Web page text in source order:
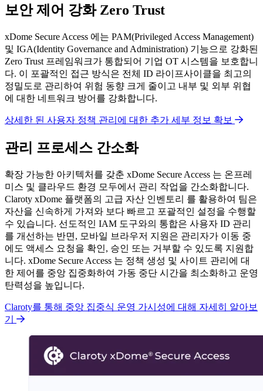
보안 제어 강화 Zero Trust
xDome Secure Access 에는 PAM(Privileged Access Management)
및 IGA(Identity Governance and Administration) 기능으로 강화된
Zero Trust 프레임워크가 통합되어 기업 OT 시스템을 보호합니
다. 이 포괄적인 접근 방식은 전체 ID 라이프사이클을 최고의
정밀도로 관리하여 위험 동향 크게 줄이고 내부 및 외부 위협
에 대한 네트워크 방어를 강화합니다.
상세한 된 사용자 정책 관리에 대한 추가 세부 정보 확보
관리 프로세스 간소화
확장 가능한 아키텍처를 갖춘 xDome Secure Access 는 온프레
미스 및 클라우드 환경 모두에서 관리 작업을 간소화합니다.
Claroty xDome 플랫폼의 고급 자산 인벤토리 를 활용하여 팀은
자산을 신속하게 가져와 보다 빠르고 포괄적인 설정을 수행할
수 있습니다. 선도적인 IAM 도구와의 통합은 사용자 ID 관리
를 개선하는 반면, 모바일 브라우저 지원은 관리자가 이동 중
에도 액세스 요청을 확인, 승인 또는 거부할 수 있도록 지원합
니다. xDome Secure Access 는 정책 생성 및 사이트 관리에 대
한 제어를 중앙 집중화하여 가동 중단 시간을 최소화하고 운영
탄력성을 높입니다.
Claroty를 통해 중앙 집중식 운영 가시성에 대해 자세히 알아보
기